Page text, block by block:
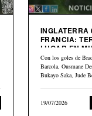
INGLATERRA
FRANCIA: TERCER
LUGAR EN
2026
Con los goles de
Barcola, Ousmane
Bukayo Saka, Jude
19/07/2026